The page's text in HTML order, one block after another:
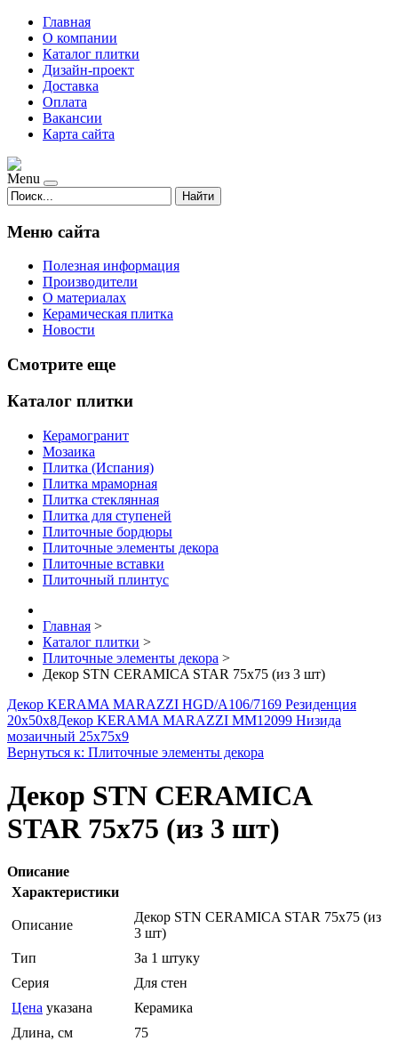
Главная
О компании
Каталог плитки
Дизайн-проект
Доставка
Оплата
Вакансии
Карта сайта
Menu
Найти
Меню сайта
Полезная информация
Производители
О материалах
Керамическая плитка
Новости
Смотрите еще
Каталог плитки
Керамогранит
Мозаика
Плитка (Испания)
Плитка мраморная
Плитка стеклянная
Плитка для ступеней
Плиточные бордюры
Плиточные элементы декора
Плиточные вставки
Плиточный плинтус
Главная >
Каталог плитки >
Плиточные элементы декора >
Декор STN CERAMICA STAR 75x75 (из 3 шт)
Декор KERAMA MARAZZI HGD/A106/7169 Резиденция
20х50х8Декор KERAMA MARAZZI MM12099 Низида
мозаичный 25х75х9
Вернуться к: Плиточные элементы декора
Декор STN CERAMICA
STAR 75x75 (из 3 шт)
Описание
Характеристики
Описание
Декор STN CERAMICA STAR 75x75 (из
3 шт)
Тип
За 1 штуку
Серия
Для стен
Цена указана
Керамика
Длина, см
75